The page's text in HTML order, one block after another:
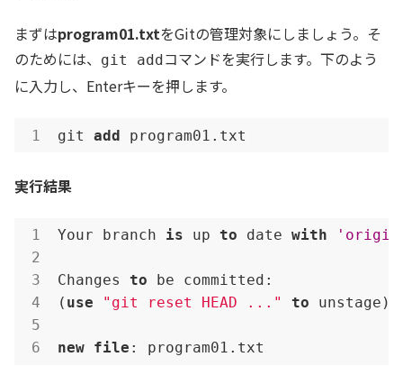
まずはprogram01.txtをGitの管理対象にしましょう。そ
のためには、 git addコマンドを実行します。下のよう
に入力し、Enterキーを押します。
git add program01.txt
実行結果
Your branch is up to date with 'origin
Changes to be committed:
( use "git reset HEAD ..." to unstage)
new file : program01.txt